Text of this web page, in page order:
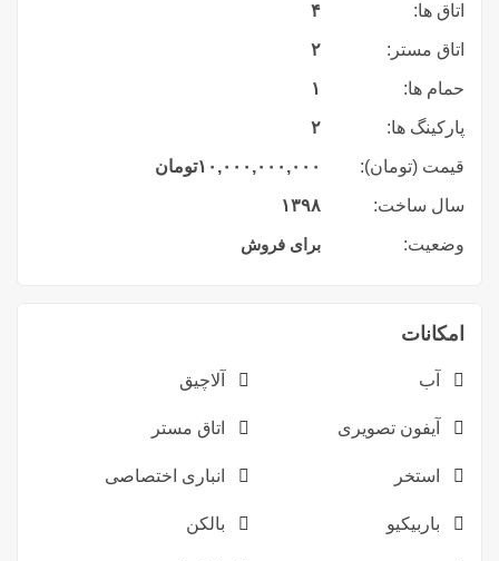
اتاق ها: ۴
اتاق مستر: ۲
حمام ها: ۱
پارکینگ ها: ۲
قیمت (تومان): ۱۰,۰۰۰,۰۰۰,۰۰۰تومان
سال ساخت: ۱۳۹۸
وضعیت: برای فروش
امکانات
آب آلاچیق
آیفون تصویری اتاق مستر
استخر انباری اختصاصی
باربیکیو بالکن